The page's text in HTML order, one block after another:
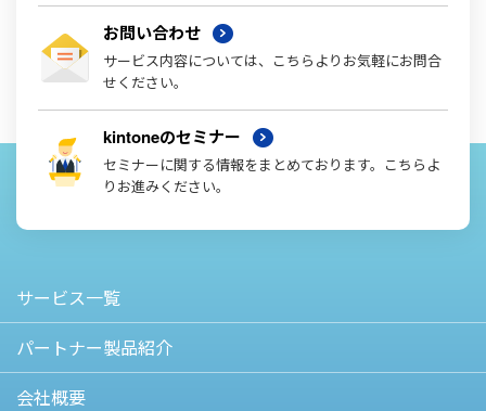
お問い合わせ
サービス内容については、こちらよりお気軽にお問合
せください。
kintoneのセミナー
セミナーに関する情報をまとめております。こちらよ
りお進みください。
サービス一覧
パートナー製品紹介
会社概要